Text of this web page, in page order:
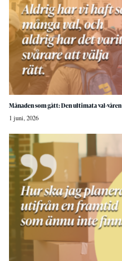
Månaden som gått: Den ultimata val-våren
1 juni, 2026